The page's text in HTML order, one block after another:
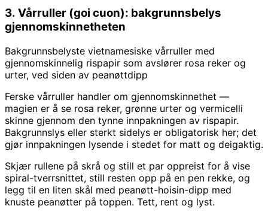
3. Vårruller (goi cuon): bakgrunnsbelys
gjennomskinnetheten
Bakgrunnsbelyste vietnamesiske vårruller med
gjennomskinnelig rispapir som avslører rosa reker og
urter, ved siden av peanøttdipp
Ferske vårruller handler om gjennomskinnethet —
magien er å se rosa reker, grønne urter og vermicelli
skinne gjennom den tynne innpakningen av rispapir.
Bakgrunnslys eller sterkt sidelys er obligatorisk her; det
gjør innpakningen lysende i stedet for matt og deigaktig.
Skjær rullene på skrå og still et par oppreist for å vise
spiral-tverrsnittet, still resten opp på en pen rekke, og
legg til en liten skål med peanøtt-hoisin-dipp med
knuste peanøtter på toppen. Tett, rent og lyst.